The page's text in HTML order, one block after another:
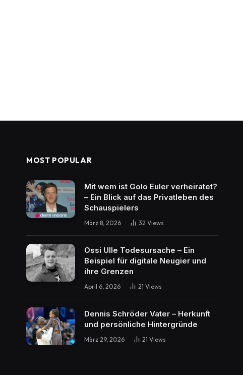
MOST POPULAR
Mit wem ist Golo Euler verheiratet?
– Ein Blick auf das Privatleben des
Schauspielers
März 8, 2026 32 Views
Ossi Ulle Todesursache – Ein
Beispiel für digitale Neugier und
ihre Grenzen
April 6, 2026 21 Views
Dennis Schröder Vater – Herkunft
und persönliche Hintergründe
März 29, 2026 21 Views